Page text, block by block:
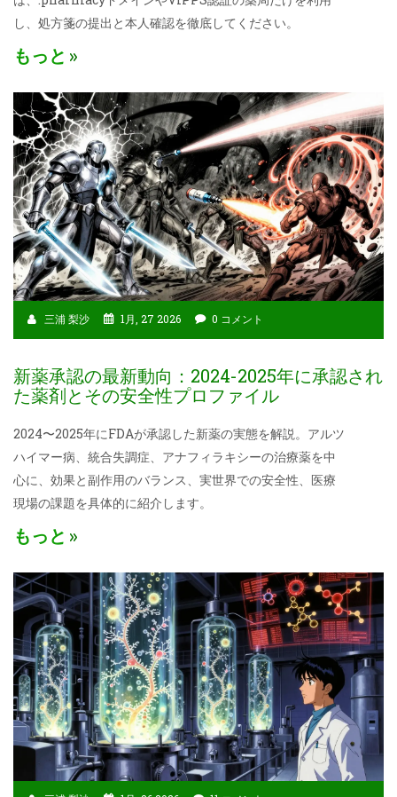
し、処方箋の提出と本人確認を徹底してください。
もっと
三浦 梨沙 1月, 27 2026 0 コメント
新薬承認の最新動向：2024-2025年に承認され
た薬剤とその安全性プロファイル
2024〜2025年にFDAが承認した新薬の実態を解説。アルツ
ハイマー病、統合失調症、アナフィラキシーの治療薬を中
心に、効果と副作用のバランス、実世界での安全性、医療
現場の課題を具体的に紹介します。
もっと